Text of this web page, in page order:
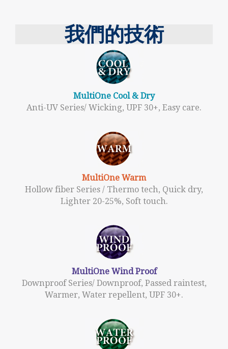
我們的技術
MultiOne Cool & Dry
Anti-UV Series/ Wicking, UPF 30+, Easy care.
MultiOne Warm
Hollow fiber Series / Thermo tech, Quick dry,
Lighter 20-25%, Soft touch.
MultiOne Wind Proof
Downproof Series/ Downproof, Passed raintest,
Warmer, Water repellent, UPF 30+.